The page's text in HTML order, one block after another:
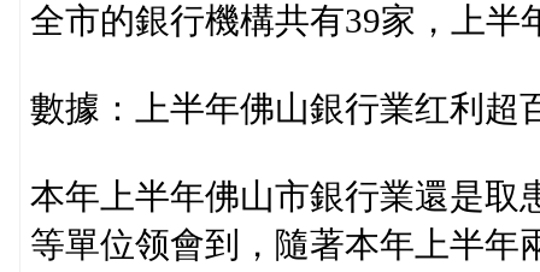
全市的銀行機構共有39家，上半
數據：上半年佛山銀行業红利超
本年上半年佛山市銀行業還是取
等單位领會到，隨著本年上半年